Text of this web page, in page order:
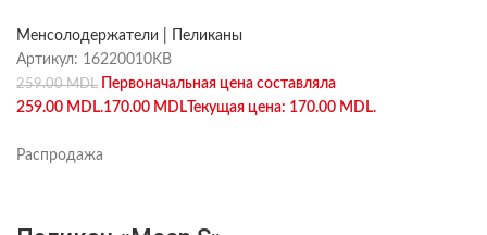
Менсолодержатели | Пеликаны
Артикул: 16220010KB
259.00MDL
Первоначальная цена составляла
259.00 MDL.170.00 MDL Текущая цена: 170.00 MDL.
Распродажа